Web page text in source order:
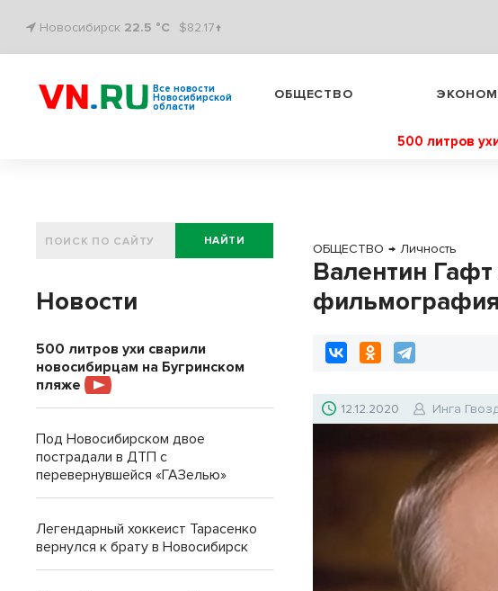
Новосибирск 22.5 °C $82.17↑
Все новости
Новосибирской
области
ОБЩЕСТВО
500 литров
ОБЩЕСТВО → Личность
Валентин
фильмография
12.12.2020 Инга
НАЙТИ
Новости
500 литров ухи сварили
новосибирцам на Бугринском
пляже
Под Новосибирском двое
пострадали в ДТП с
перевернувшейся «ГАЗелью»
Легендарный хоккеист Тарасенко
вернулся к брату в Новосибирск